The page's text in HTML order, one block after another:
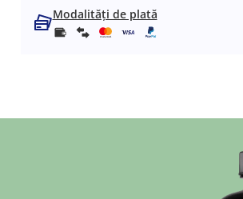
Modalități de plată